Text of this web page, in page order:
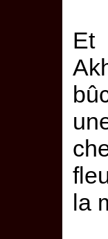
Et
la